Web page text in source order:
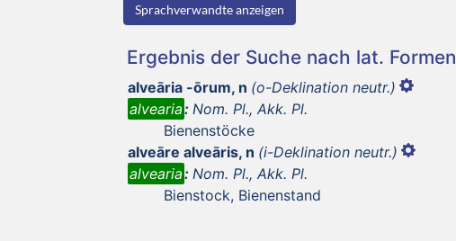
Sprachverwandte anzeigen
Ergebnis der Suche nach lat. Formen
alveāria -ōrum, n (o-Deklination neutr.)
alvearia: Nom. Pl., Akk. Pl.
Bienenstöcke
alveāre alveāris, n (i-Deklination neutr.)
alvearia: Nom. Pl., Akk. Pl.
Bienstock, Bienenstand